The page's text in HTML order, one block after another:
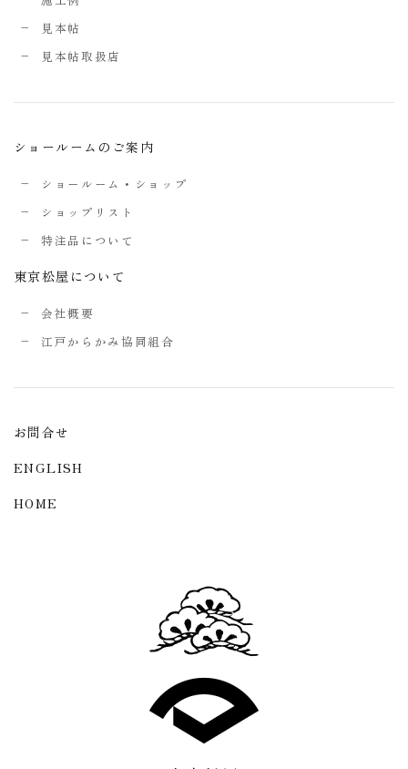
見本帖
見本帖取扱店
ショールームのご案内
ショールーム・ショップ
ショップリスト
特注品について
東京松屋について
会社概要
江戸からかみ協同組合
お問合せ
ENGLISH
HOME